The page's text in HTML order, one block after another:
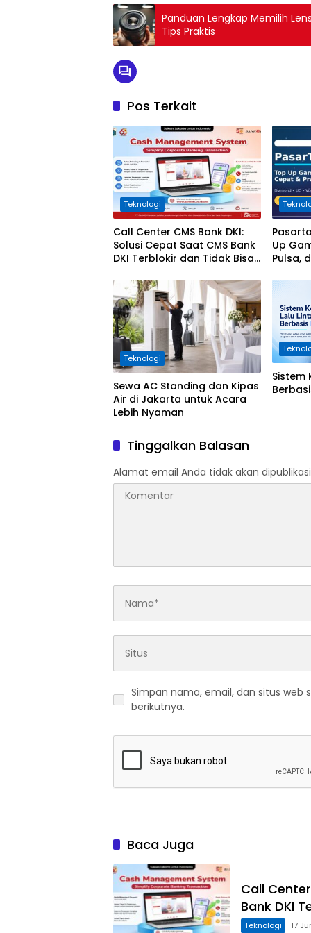
Panduan Lengkap Memilih
Tips Praktis
Pos Terkait
Teknologi
Call Center CMS Bank DKI:
Solusi Cepat Saat CMS Bank
DKI Terblokir dan Tidak Bisa
Up
Pulsa,
Teknologi
Sewa AC Standing dan Kipas
Air di Jakarta untuk Acara
Lebih Nyaman
Sistem
Tinggalkan Balasan
Alamat email Anda tidak akan
Simpan nama, email, dan situs
berikutnya.
Baca Juga
Call
Bank DKI
Teknologi 17